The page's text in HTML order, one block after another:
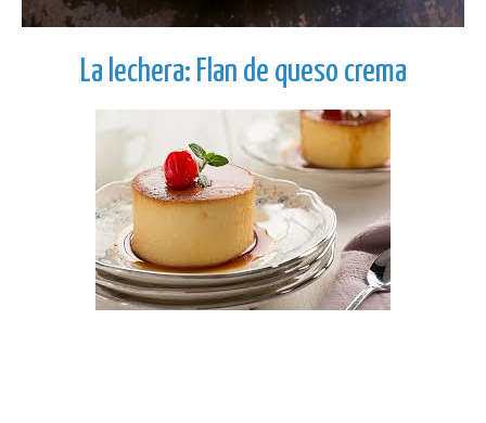
La lechera: Flan de queso crema